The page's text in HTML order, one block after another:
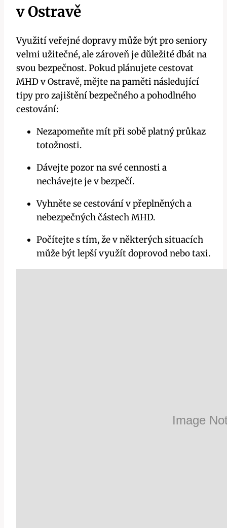
v Ostravě
Využití veřejné dopravy může být pro seniory
velmi užitečné, ale zároveň je důležité dbát na
svou bezpečnost. Pokud plánujete cestovat
MHD v Ostravě, mějte na paměti následující
tipy pro zajištění bezpečného a pohodlného
cestování:
Nezapomeňte mít při sobě platný průkaz
totožnosti.
Dávejte pozor na své cennosti a
nechávejte je v bezpečí.
Vyhněte se cestování v přeplněných a
nebezpečných částech MHD.
Počítejte s tím, že v některých situacích
může být lepší využít doprovod nebo taxi.